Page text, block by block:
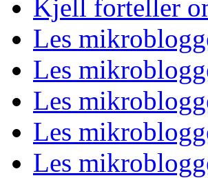
Kjell forteller
Les
Les
Les
Les
Les